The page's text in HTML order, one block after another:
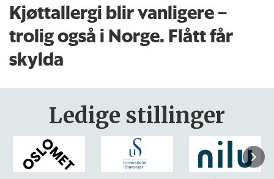
Kjøttallergi blir vanligere –
trolig også i Norge. Flått får
skylda
Ledige stillinger